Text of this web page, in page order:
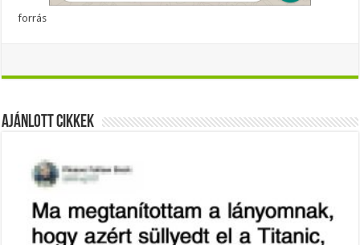
forrás
Ajánlott Cikkek